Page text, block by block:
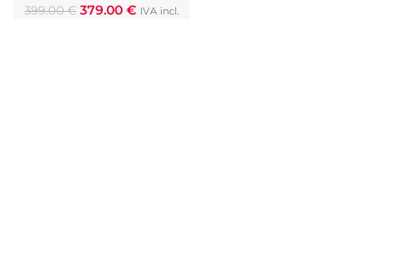
399.00€ 379.00 € IVA incl.